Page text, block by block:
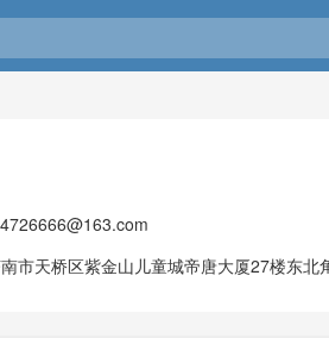
市天桥区紫金山儿童城帝唐大厦27楼东北